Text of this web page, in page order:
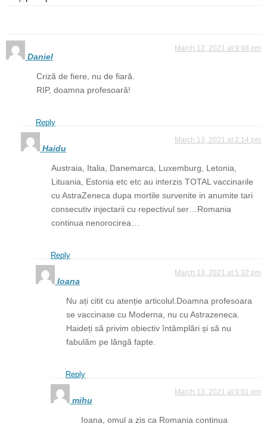
Daniel
March 12, 2021 at 9:48 pm
Criză de fiere, nu de fiară.
RIP, doamna profesoară!
Reply
Haidu
March 13, 2021 at 2:14 pm
Austraia, Italia, Danemarca, Luxemburg, Letonia,
Lituania, Estonia etc etc au interzis TOTAL vaccinarile
cu AstraZeneca dupa mortile survenite in anumite tari
consecutiv injectarii cu repectivul ser…Romania
continua nenorocirea…
Reply
Ioana
March 13, 2021 at 5:32 pm
Nu ați citit cu atenție articolul.Doamna profesoara
se vaccinase cu Moderna, nu cu Astrazeneca.
Haideți să privim obiectiv întâmplări și să nu
fabulăm pe lângă fapte.
Reply
mihu
March 13, 2021 at 9:01 pm
Ioana, omul a zis ca Romania continua